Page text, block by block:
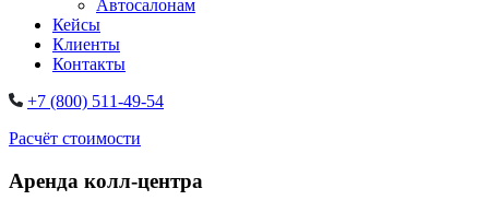
Автосалонам
Кейсы
Клиенты
Контакты
+7 (800) 511-49-54
Расчёт стоимости
Аренда колл-центра